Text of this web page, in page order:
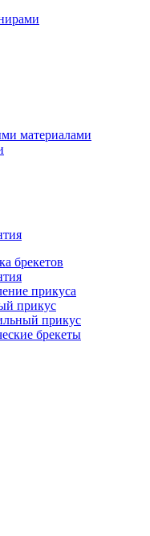
материалами
брекетов
прикуса
прикус
прикус
брекеты